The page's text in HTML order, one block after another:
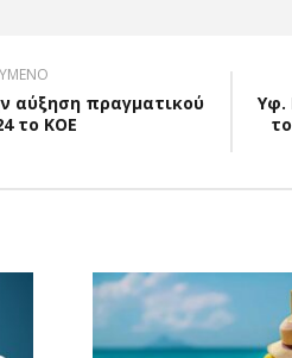
αύξηση πραγματικού
το ΚΟΕ
Υφ.